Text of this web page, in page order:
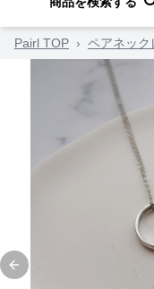
Pairl TOP › ペアネック
Previous slide